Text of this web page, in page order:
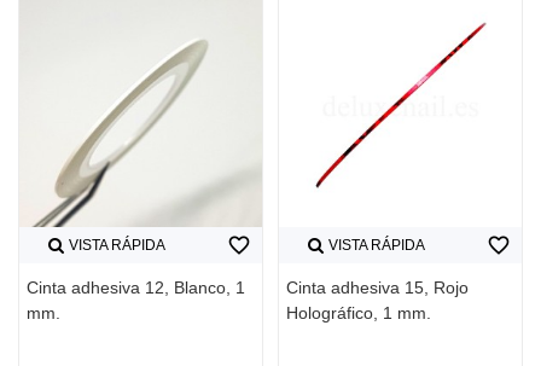
VISTA RÁPIDA
Cinta adhesiva 12, Blanco, 1
mm.
favorite_border VISTA RÁPIDA
Cinta adhesiva 15, Rojo
Holográfico, 1 mm.
favorite_border